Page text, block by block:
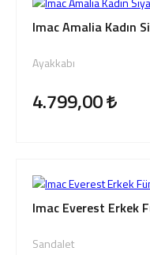
Imac Amalia Kadın
Ayakkabı
4.799,00
Imac Everest Erkek
Sandalet